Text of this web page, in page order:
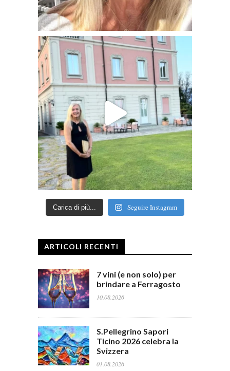
Carica di più... Seguire Instagram
ARTICOLI RECENTI
7 vini (e non solo) per
brindare a Ferragosto
10.08.2026
S.Pellegrino Sapori
Ticino 2026 celebra la
Svizzera
01.08.2026